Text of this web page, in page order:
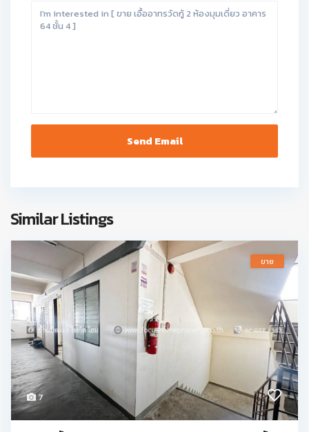
Similar Listings
7
ขาย